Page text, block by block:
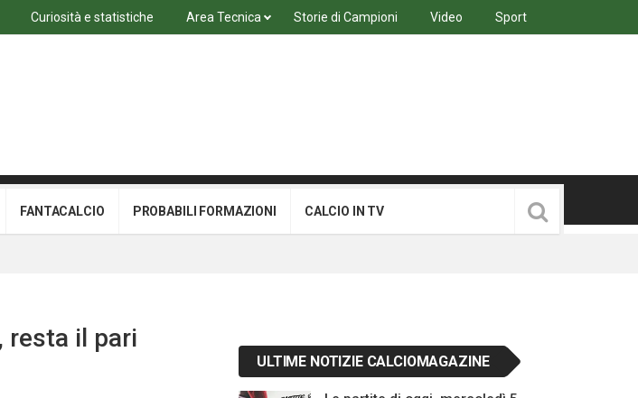
Curiosità e statistiche Area Tecnica Storie di Campioni Video Sport
FANTACALCIO PROBABILI FORMAZIONI CALCIO IN TV
resta il pari
ULTIME NOTIZIE CALCIOMAGAZINE